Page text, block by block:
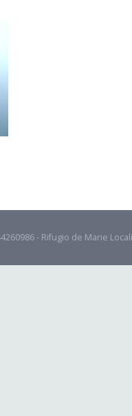
- Rifugio de Marie